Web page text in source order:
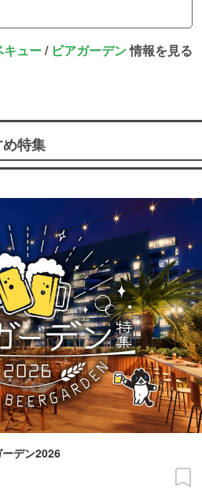
キュー/ ビアガーデン情報を見る
特集
デン2026